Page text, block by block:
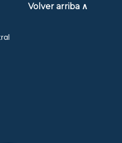
Volver arriba ∧